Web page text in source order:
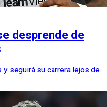
desprende de
seguirá su carrera lejos de